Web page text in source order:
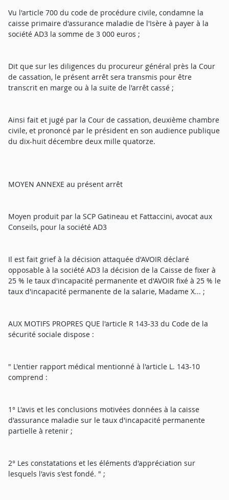
Vu l'article 700 du code de procédure civile, condamne la
caisse primaire d'assurance maladie de l'Isère à payer à la
société AD3 la somme de 3 000 euros ;
Dit que sur les diligences du procureur général près la Cour
de cassation, le présent arrêt sera transmis pour être
transcrit en marge ou à la suite de l'arrêt cassé ;
Ainsi fait et jugé par la Cour de cassation, deuxième chambre
civile, et prononcé par le président en son audience publique
du dix-huit décembre deux mille quatorze.
MOYEN ANNEXE au présent arrêt
Moyen produit par la SCP Gatineau et Fattaccini, avocat aux
Conseils, pour la société AD3
Il est fait grief à la décision attaquée d'AVOIR déclaré
opposable à la société AD3 la décision de la Caisse de fixer à
25 % le taux d'incapacité permanente et d'AVOIR fixé à 25 % le
taux d'incapacité permanente de la salarie, Madame X... ;
AUX MOTIFS PROPRES QUE l'article R 143-33 du Code de la
sécurité sociale dispose :
" L'entier rapport médical mentionné à l'article L. 143-10
comprend :
1° L'avis et les conclusions motivées données à la caisse
d'assurance maladie sur le taux d'incapacité permanente
partielle à retenir ;
2° Les constatations et les éléments d'appréciation sur
lesquels l'avis s'est fondé. " ;